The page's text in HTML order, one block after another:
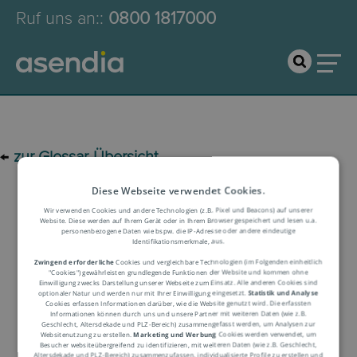
Ruf uns an:: 0800 1817000
← zur Glossar-Übersicht
Logistik-Glossar
Begriffserklärung
Diese Webseite verwendet Cookies.
Wir verwenden Cookies und andere Technologien (z.B. Pixel und Beacons) auf unserer
Website. Diese werden auf Ihrem Gerät oder in Ihrem Browser gespeichert und lesen u.a.
personenbezogene Daten wie bspw. die IP-Adresse oder andere eindeutige
Identifikationsmerkmale, aus.
Zwingend erforderlicheCookies und vergleichbare Technologien (im Folgenden einheitlich
"Cookies") gewährleisten grundlegende Funktionen der Website und kommen ohne
Einwilligung zwecks Darstellung unserer Webseite zum Einsatz. Alle anderen Cookies sind
optionaler Natur und werden nur mit Ihrer Einwilligung eingesetzt.Statistik und Analyse
Cookies erfassen Informationen darüber, wie die Website genutzt wird. Die erfassten
Informationen können durch uns und unsere Partner mit weiteren Daten (wie z.B.
Geschlecht, Altersdekade und PLZ-Bereich) zusammengefasst werden, um Analysen zur
Websitenutzung zu erstellen.Marketing und Werbung Cookies werden verwendet, um
Besucher websiteübergreifend zu identifizieren, mit weiteren Daten (wie z.B. Geschlecht,
Altersdekade und PLZ-Bereich) zusammenzufassen, individualisierte Profile zu erstellen und